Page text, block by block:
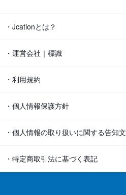
・Jcationとは？
・運営会社｜標識
・利用規約
・個人情報保護方針
・個人情報の取り扱いに関する告知文
・特定商取引法に基づく表記